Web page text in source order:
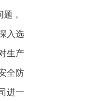
，
入选
生产
全防
进一